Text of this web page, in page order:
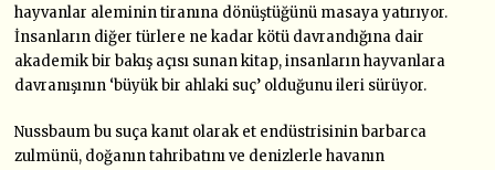
hayvanlar aleminin tiranına dönüştüğünü masaya yatırıyor.
İnsanların diğer türlere ne kadar kötü davrandığına dair
akademik bir bakış açısı sunan kitap, insanların hayvanlara
davranışının ‘büyük bir ahlaki suç’ olduğunu ileri sürüyor.
Nussbaum bu suça kanıt olarak et endüstrisinin barbarca
zulmünü, doğanın tahribatını ve denizlerle havanın